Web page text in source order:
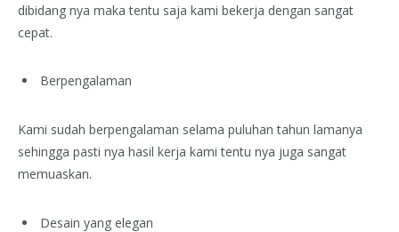
dibidang nya maka tentu saja kami bekerja dengan sangat
cepat.
Berpengalaman
Kami sudah berpengalaman selama puluhan tahun lamanya
sehingga pasti nya hasil kerja kami tentu nya juga sangat
memuaskan.
Desain yang elegan